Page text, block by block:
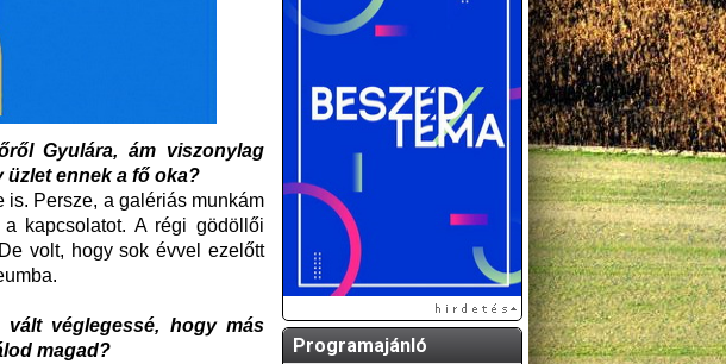
Gyulára, ám viszonylag
ennek a fő oka?
Persze, a galériás munkám
kapcsolatot. A régi gödöllői
volt, hogy sok évvel ezelőtt
véglegessé, hogy más
magad?
Programajánló